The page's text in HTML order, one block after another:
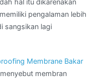
hal itu dikarenakan
pengalaman lebih
sangsikan lagi
Membrane Bakar
membran